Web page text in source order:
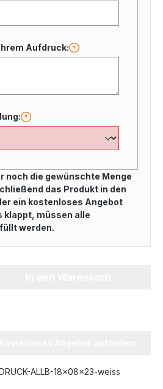
Aufdruck:
noch die gewünschte Menge
das Produkt in den
ein kostenloses Angebot
klappt, müssen alle
werden.
ALLB-18x08x23-weiss